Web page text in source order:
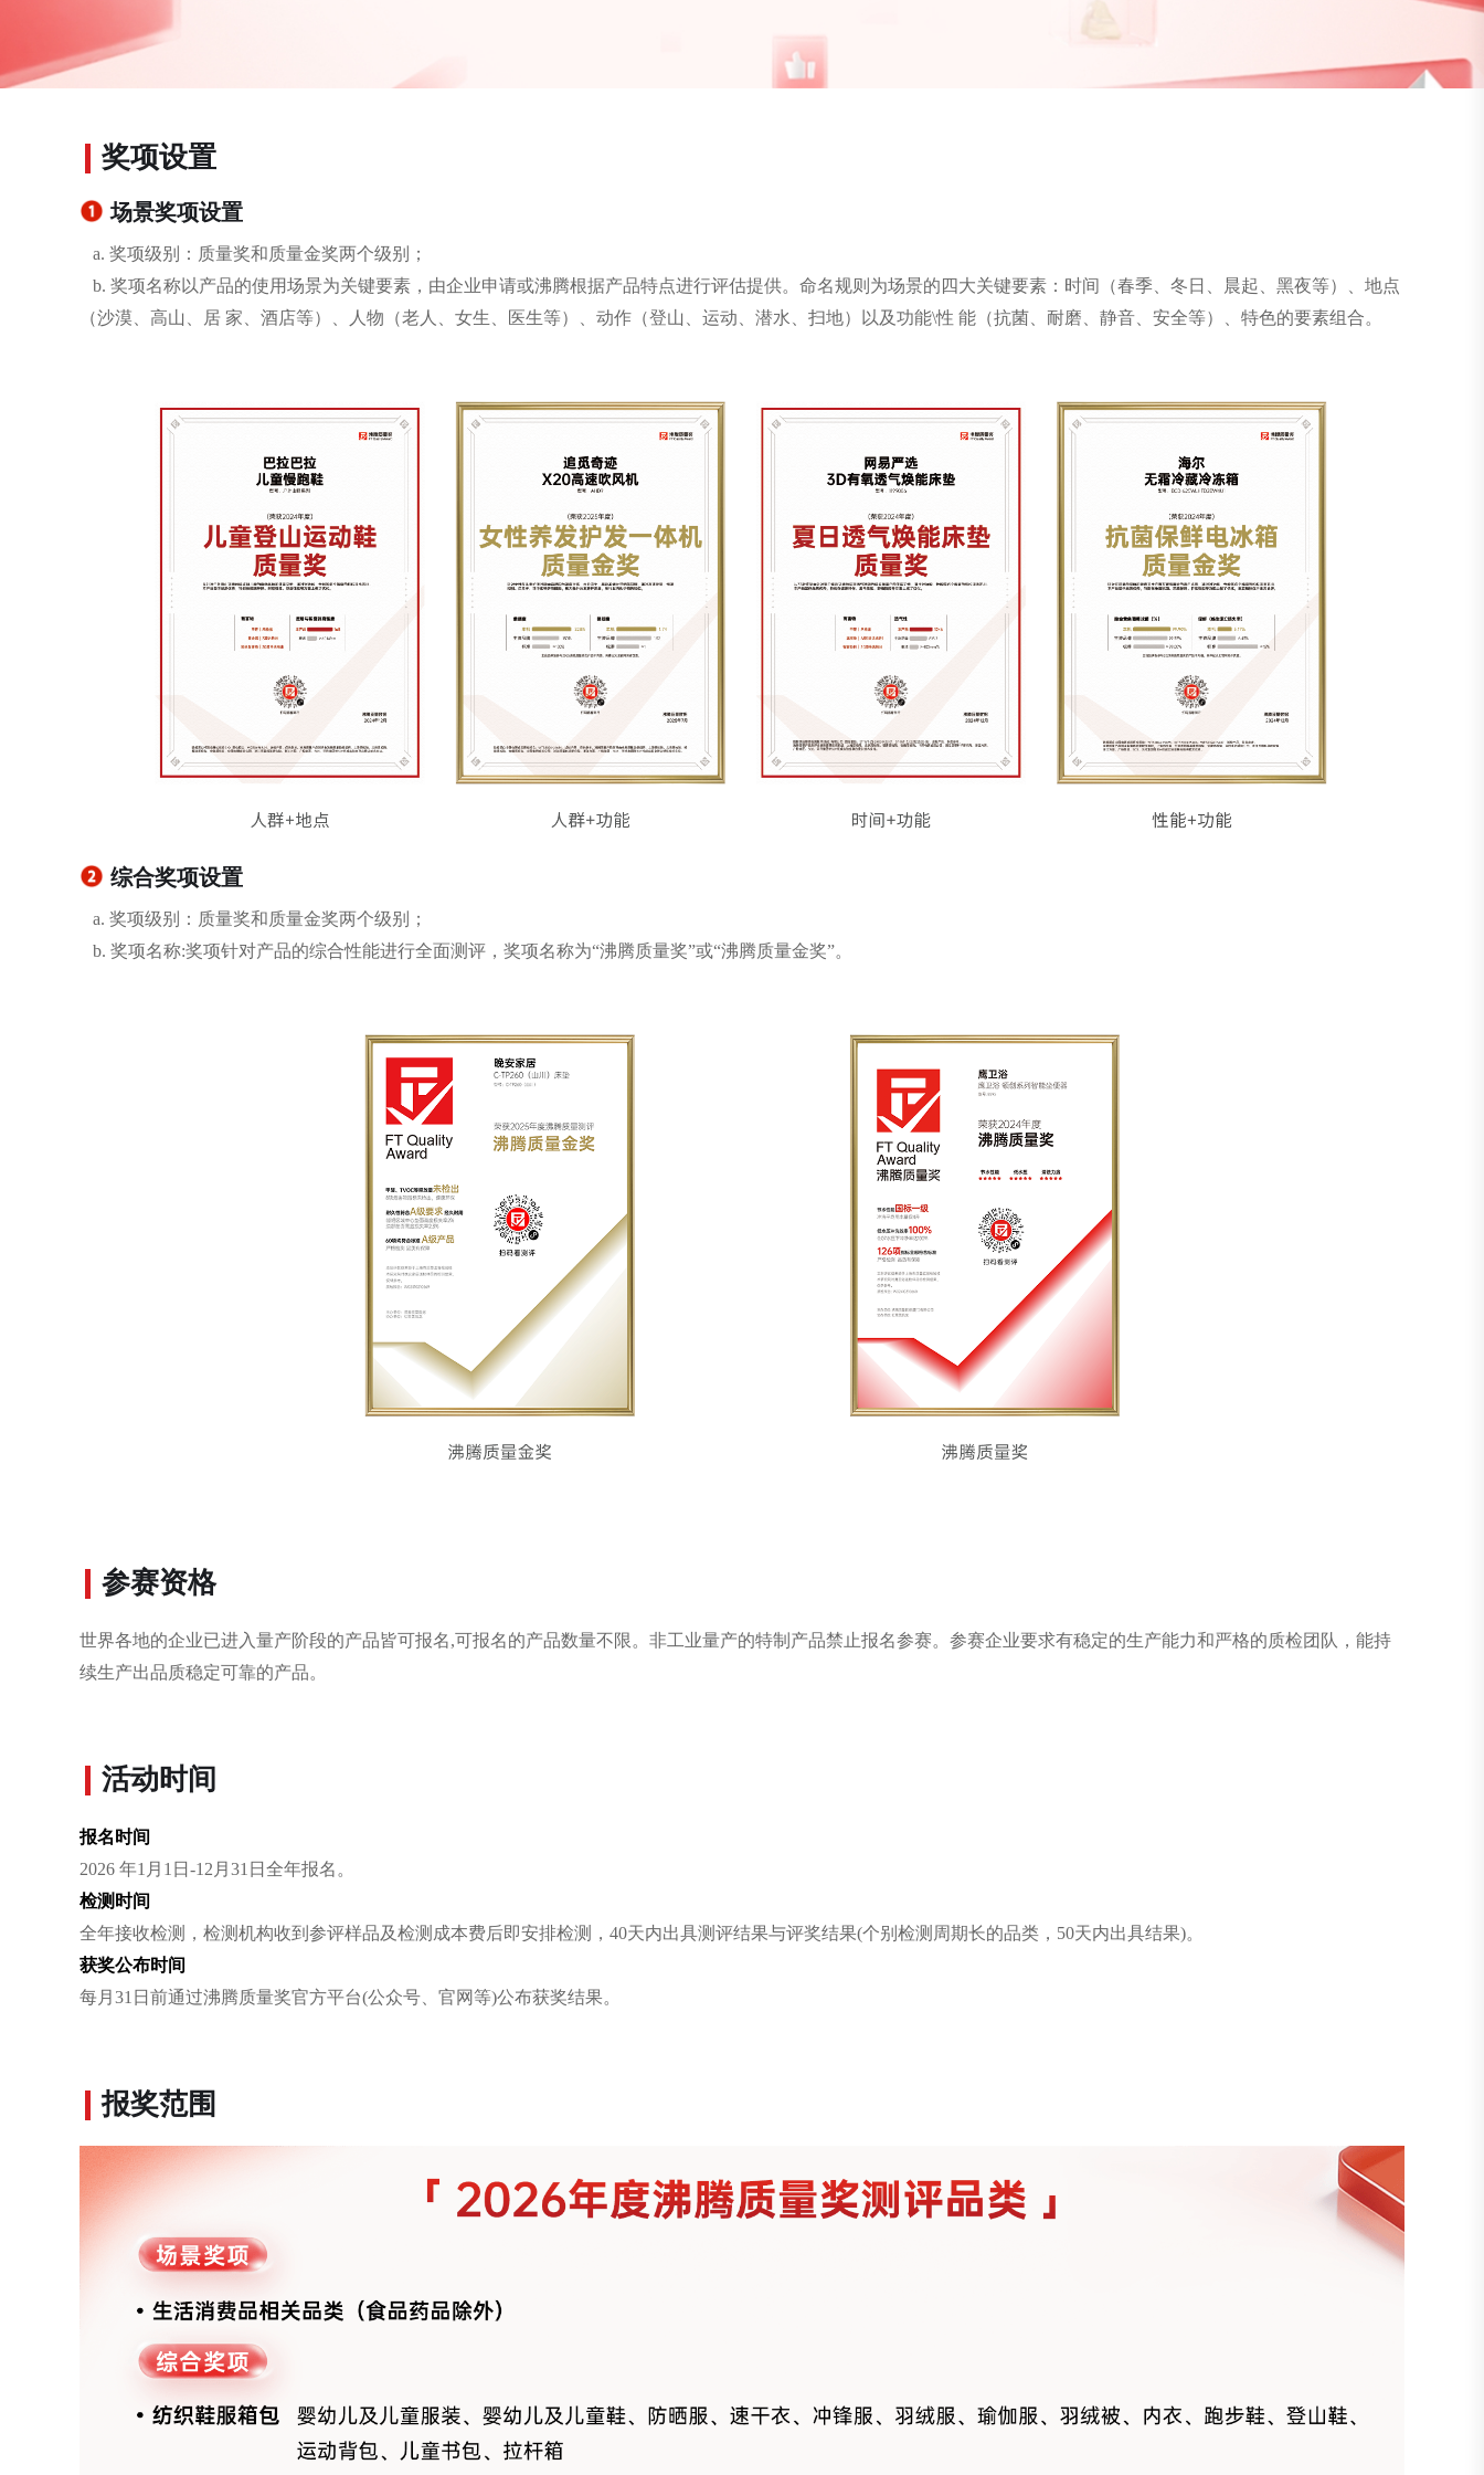
奖项设置
场景奖项设置
a. 奖项级别：质量奖和质量金奖两个级别；
b. 奖项名称以产品的使用场景为关键要素，由企业申请或沸腾根据产品特点进行评估提供。命名规则为场景的四⼤关键要素：时间（春季、冬⽇、晨起、⿊夜等）、地点
（沙漠、⾼⼭、居 家、酒店等）、⼈物（⽼⼈、⼥⽣、医⽣等）、动作（登⼭、运动、潜⽔、扫地）以及功能\性 能（抗菌、耐磨、静⾳、安全等）、特⾊的要素组合。
综合奖项设置
a. 奖项级别：质量奖和质量金奖两个级别；
b. 奖项名称:奖项针对产品的综合性能进行全面测评，奖项名称为“沸腾质量奖”或“沸腾质量金奖”。
参赛资格
世界各地的企业已进入量产阶段的产品皆可报名,可报名的产品数量不限。非工业量产的特制产品禁止报名参赛。参赛企业要求有稳定的生产能力和严格的质检团队，能持
续生产出品质稳定可靠的产品。
活动时间
报名时间
2026 年1月1日-12月31日全年报名。
检测时间
全年接收检测，检测机构收到参评样品及检测成本费后即安排检测，40天内出具测评结果与评奖结果(个别检测周期长的品类，50天内出具结果)。
获奖公布时间
每月31日前通过沸腾质量奖官方平台(公众号、官网等)公布获奖结果。
报奖范围